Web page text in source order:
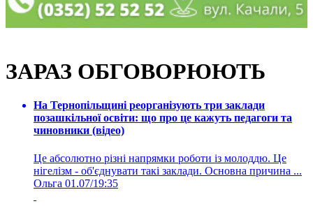
ЗАРАЗ ОБГОВОРЮЮТЬ
На Тернопільщині реорганізують три заклади
позашкільної освіти: що про це кажуть педагоги та
чиновники (відео)
Це абсолютно різні напрямки роботи із молоддю. Це
нігелізм - об'єднувати такі заклади. Основна причина ...
Ольга 01.07/19:35